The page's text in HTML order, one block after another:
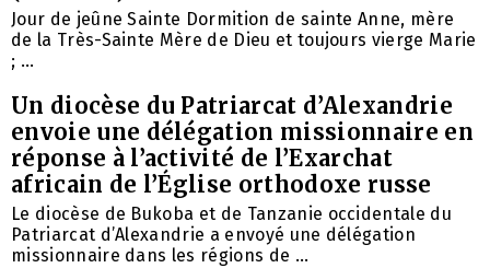
Jour de jeûne Sainte Dormition de sainte Anne, mère
de la Très-Sainte Mère de Dieu et toujours vierge Marie
; ...
Un diocèse du Patriarcat d’Alexandrie
envoie une délégation missionnaire en
réponse à l’activité de l’Exarchat
africain de l’Église orthodoxe russe
Le diocèse de Bukoba et de Tanzanie occidentale du
Patriarcat d’Alexandrie a envoyé une délégation
missionnaire dans les régions de ...